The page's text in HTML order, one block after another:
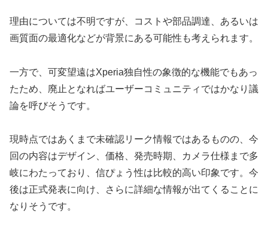
理由については不明ですが、コストや部品調達、あるいは
画質面の最適化などが背景にある可能性も考えられます。
一方で、可変望遠はXperia独自性の象徴的な機能でもあっ
たため、廃止となればユーザーコミュニティではかなり議
論を呼びそうです。
現時点ではあくまで未確認リーク情報ではあるものの、今
回の内容はデザイン、価格、発売時期、カメラ仕様まで多
岐にわたっており、信ぴょう性は比較的高い印象です。今
後は正式発表に向け、さらに詳細な情報が出てくることに
なりそうです。